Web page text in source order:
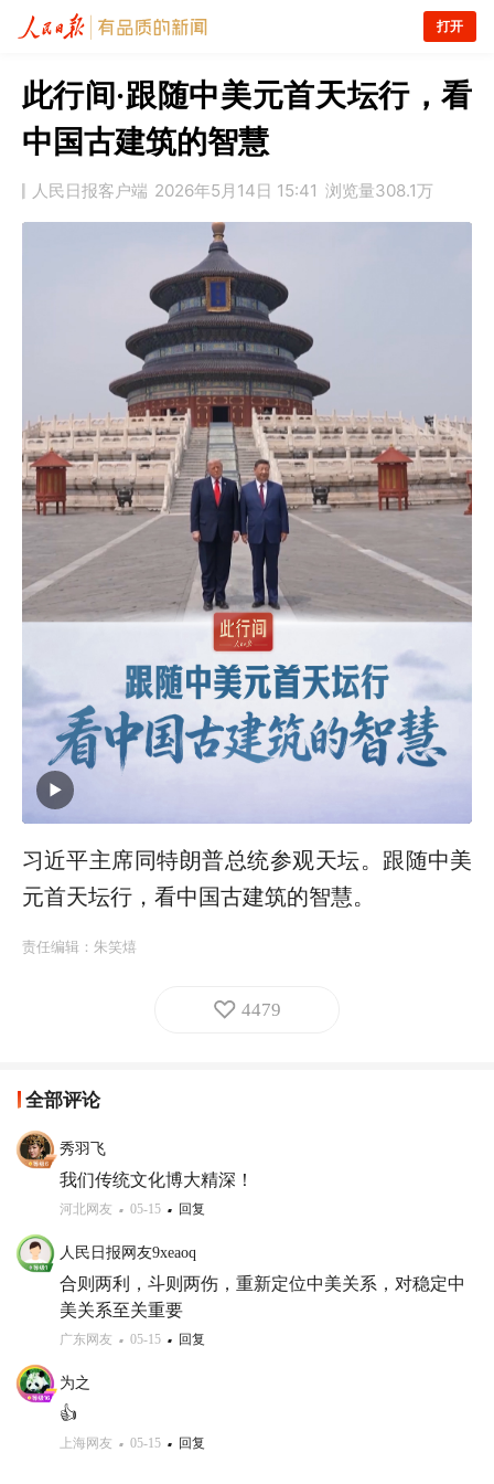
打开
此行间·跟随中美元首天坛行，看
中国古建筑的智慧
人民日报客户端 2026年5月14日 15:41 浏览量308.1万
习近平主席同特朗普总统参观天坛。跟随中美
元首天坛行，看中国古建筑的智慧。
责任编辑： 朱笑熺
4479
全部评论
秀羽飞
我们传统文化博大精深！
河北网友 05-15 回复
人民日报网友9xeaoq
合则两利，斗则两伤，重新定位中美关系，对稳定中
美关系至关重要
广东网友 05-15 回复
为之
👍
上海网友 05-15 回复